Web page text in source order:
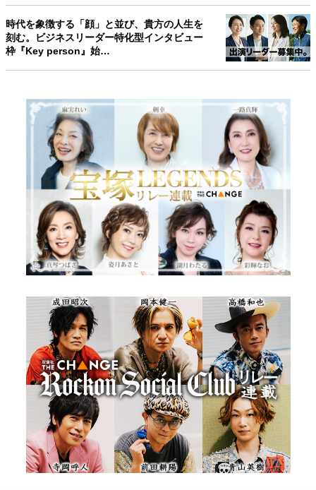
時代を象徴する「顔」と並び、貴方の人生を
刻む。ビジネスリーダー特化型インタビュー
枠『Key person』始…